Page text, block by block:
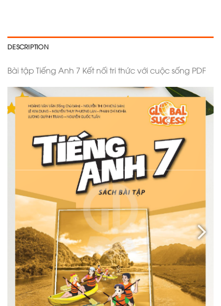
DESCRIPTION
Bài tập Tiếng Anh 7 Kết nối tri thức với cuộc sống PDF